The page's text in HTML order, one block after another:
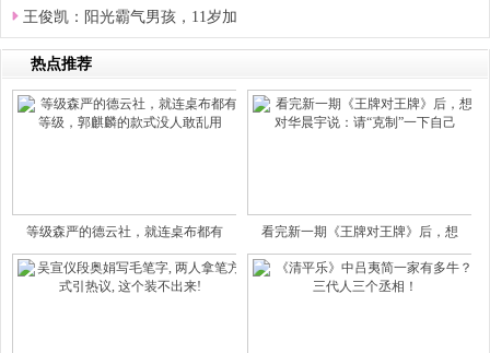
王俊凯：阳光霸气男孩，11岁加
热点推荐
等级森严的德云社，就连桌布都有 看完新一期《王牌对王牌》后，想